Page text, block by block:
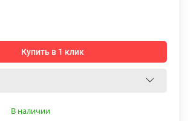
Купить в 1 клик
В наличии